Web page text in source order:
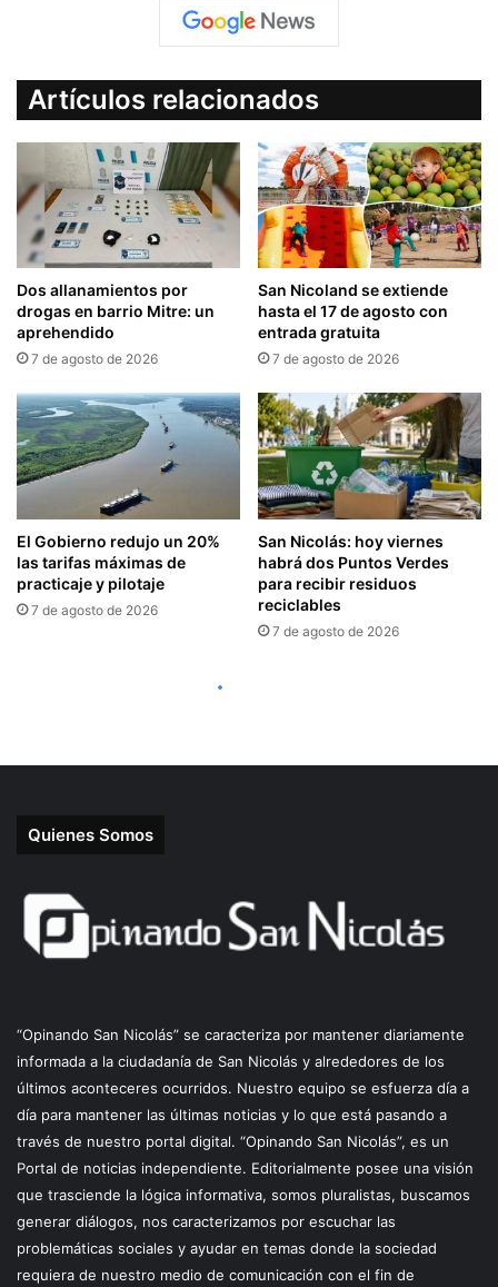
Quienes Somos
“Opinando San Nicolás” se caracteriza por mantener diariamente
informada a la ciudadanía de San Nicolás y alrededores de los
últimos aconteceres ocurridos. Nuestro equipo se esfuerza día a
día para mantener las últimas noticias y lo que está pasando a
través de nuestro portal digital. “Opinando San Nicolás”, es un
Portal de noticias independiente. Editorialmente posee una visión
que trasciende la lógica informativa, somos pluralistas, buscamos
generar diálogos, nos caracterizamos por escuchar las
problemáticas sociales y ayudar en temas donde la sociedad
requiera de nuestro medio de comunicación con el fin de